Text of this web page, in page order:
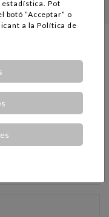
NOSALTRES PER A
Pot
botó ”Acceptar” o
a laPolítica de